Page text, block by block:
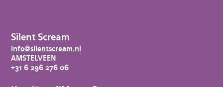
Silent Scream
info@silentscream.nl
AMSTELVEEN
+31 6 296 276 06